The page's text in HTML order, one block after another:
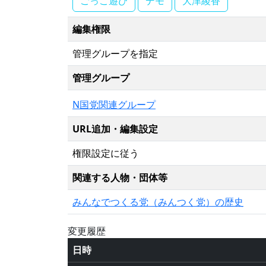
編集権限
管理グループを指定
管理グループ
N国党関連グループ
URL追加・編集設定
権限設定に従う
関連する人物・団体等
みんなでつくる党（みんつく党）の歴史
変更履歴
日時